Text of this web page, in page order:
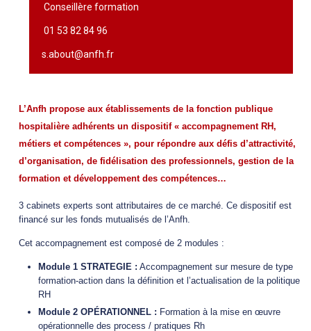
Conseillère formation
01 53 82 84 96
s.about@anfh.fr
L’Anfh propose aux établissements de la fonction publique
hospitalière adhérents un dispositif « accompagnement RH,
métiers et compétences », pour répondre aux défis d’attractivité,
d’organisation, de fidélisation des professionnels, gestion de la
formation et développement des compétences…
3 cabinets experts sont attributaires de ce marché. Ce dispositif est
financé sur les fonds mutualisés de l’Anfh.
Cet accompagnement est composé de 2 modules :
Module 1 STRATEGIE : Accompagnement sur mesure de type
formation-action dans la définition et l’actualisation de la politique
RH
Module 2 OPÉRATIONNEL : Formation à la mise en œuvre
opérationnelle des process / pratiques Rh